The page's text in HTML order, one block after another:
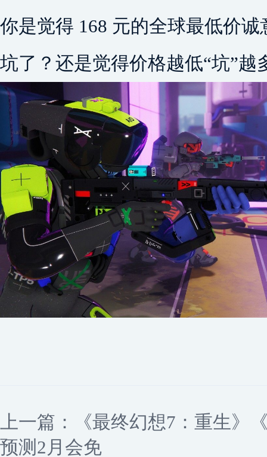
你是觉得 168 元的全球最低价
坑了？还是觉得价格越低“坑”
上一篇：
《最终幻想7：重生》
预测2月会免